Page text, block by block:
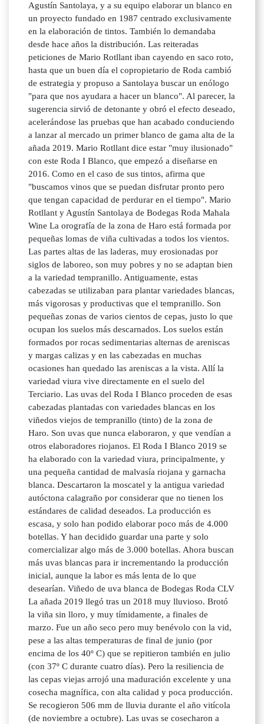
Agustín Santolaya, y a su equipo elaborar un blanco en
un proyecto fundado en 1987 centrado exclusivamente
en la elaboración de tintos. También lo demandaba
desde hace años la distribución. Las reiteradas
peticiones de Mario Rotllant iban cayendo en saco roto,
hasta que un buen día el copropietario de Roda cambió
de estrategia y propuso a Santolaya buscar un enólogo
"para que nos ayudara a hacer un blanco". Al parecer, la
sugerencia sirvió de detonante y obró el efecto deseado,
acelerándose las pruebas que han acabado conduciendo
a lanzar al mercado un primer blanco de gama alta de la
añada 2019. Mario Rotllant dice estar "muy ilusionado"
con este Roda I Blanco, que empezó a diseñarse en
2016. Como en el caso de sus tintos, afirma que
"buscamos vinos que se puedan disfrutar pronto pero
que tengan capacidad de perdurar en el tiempo". Mario
Rotllant y Agustín Santolaya de Bodegas Roda Mahala
Wine La orografía de la zona de Haro está formada por
pequeñas lomas de viña cultivadas a todos los vientos.
Las partes altas de las laderas, muy erosionadas por
siglos de laboreo, son muy pobres y no se adaptan bien
a la variedad tempranillo. Antiguamente, estas
cabezadas se utilizaban para plantar variedades blancas,
más vigorosas y productivas que el tempranillo. Son
pequeñas zonas de varios cientos de cepas, justo lo que
ocupan los suelos más descarnados. Los suelos están
formados por rocas sedimentarias alternas de areniscas
y margas calizas y en las cabezadas en muchas
ocasiones han quedado las areniscas a la vista. Allí la
variedad viura vive directamente en el suelo del
Terciario. Las uvas del Roda I Blanco proceden de esas
cabezadas plantadas con variedades blancas en los
viñedos viejos de tempranillo (tinto) de la zona de
Haro. Son uvas que nunca elaboraron, y que vendían a
otros elaboradores riojanos. El Roda I Blanco 2019 se
ha elaborado con la variedad viura, principalmente, y
una pequeña cantidad de malvasía riojana y garnacha
blanca. Descartaron la moscatel y la antigua variedad
autóctona calagraño por considerar que no tienen los
estándares de calidad deseados. La producción es
escasa, y solo han podido elaborar poco más de 4.000
botellas. Y han decidido guardar una parte y solo
comercializar algo más de 3.000 botellas. Ahora buscan
más uvas blancas para ir incrementando la producción
inicial, aunque la labor es más lenta de lo que
desearían. Viñedo de uva blanca de Bodegas Roda CLV
La añada 2019 llegó tras un 2018 muy lluvioso. Brotó
la viña sin lloro, y muy tímidamente, a finales de
marzo. Fue un año seco pero muy benévolo con la vid,
pese a las altas temperaturas de final de junio (por
encima de los 40º C) que se repitieron también en julio
(con 37º C durante cuatro días). Pero la resiliencia de
las cepas viejas arrojó una maduración excelente y una
cosecha magnífica, con alta calidad y poca producción.
Se recogieron 506 mm de lluvia durante el año vitícola
(de noviembre a octubre). Las uvas se cosecharon a